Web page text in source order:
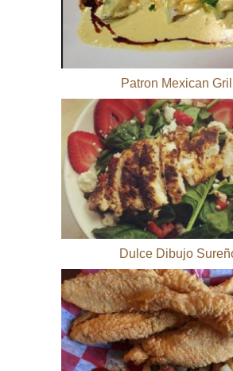
Patron Mexican Grill
Dulce Dibujo